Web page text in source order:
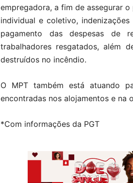
empregadora, a fim de assegurar
individual e coletivo,
pagamento das despesas de
trabalhadores resgatados, além
destruídos no incêndio.
O MPT também está atuando
encontradas nos alojamentos e na
*Com informações da PGT